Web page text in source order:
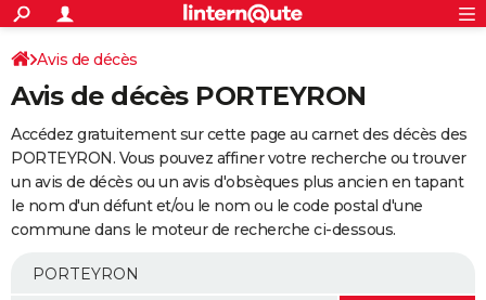
ACTUALITÉS
Politique
Société
Faits Divers
Education
Monde
Villes
+
SPORT
Coupe du monde 2026
Football
Tennis
Cyclisme
Rugby
Forum
Programme TV
TNT
Streaming
Cinéma
Sorties cinéma
Musique
+
FINANCE
Impôts
Immobilier
Risques naturels par ville
Banque
Assurance
Crédit
AUTO
Essais
Réserver un essai
Citadines
Berlines
SUV
Forum auto
+
Mobiles
Meilleur smartphone
Internet
Ordinateurs
Jeux vidéo
Guide high-tech
Avis de décès
Avis de décès PORTEYRON
Accédez gratuitement sur cette page au carnet des décès des
PORTEYRON. Vous pouvez affiner votre recherche ou trouver
un avis de décès ou un avis d'obsèques plus ancien en tapant
le nom d'un défunt et/ou le nom ou le code postal d'une
commune dans le moteur de recherche ci-dessous.